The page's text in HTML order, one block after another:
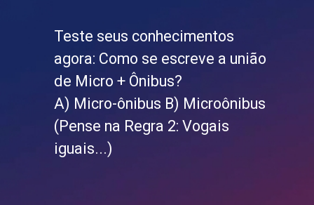
Teste seus conhecimentos
agora: Como se escreve a união
de Micro + Ônibus?
A) Micro-ônibus B) Microônibus
(Pense na Regra 2: Vogais
iguais...)